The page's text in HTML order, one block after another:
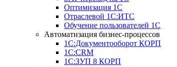
Оптимизация 1С
Отраслевой 1С:ИТС
Обучение пользователей 1С
Автоматизация бизнес-процессов
1С:Документооборот КОРП
1С:CRM
1С:ЗУП 8 КОРП